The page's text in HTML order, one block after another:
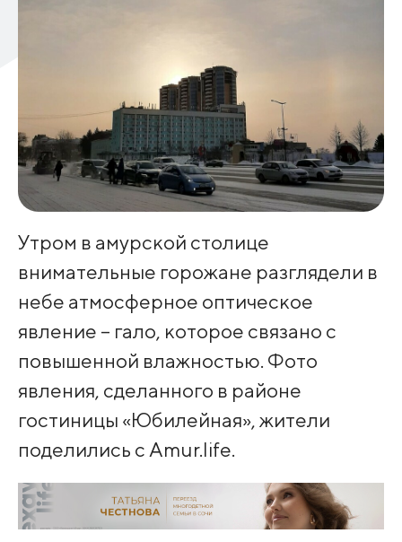
Утром в амурской столице
внимательные горожане разглядели в
небе атмосферное оптическое
явление – гало, которое связано с
повышенной влажностью. Фото
явления, сделанного в районе
гостиницы «Юбилейная», жители
поделились с Amur.life.